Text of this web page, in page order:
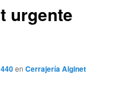
urgente
enCerrajería Alginet